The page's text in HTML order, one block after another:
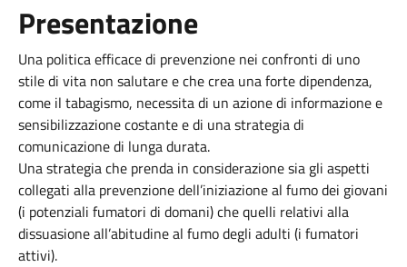
Presentazione
Una politica efficace di prevenzione nei confronti di uno
stile di vita non salutare e che crea una forte dipendenza,
come il tabagismo, necessita di un azione di informazione e
sensibilizzazione costante e di una strategia di
comunicazione di lunga durata.
Una strategia che prenda in considerazione sia gli aspetti
collegati alla prevenzione dell’iniziazione al fumo dei giovani
(i potenziali fumatori di domani) che quelli relativi alla
dissuasione all’abitudine al fumo degli adulti (i fumatori
attivi).